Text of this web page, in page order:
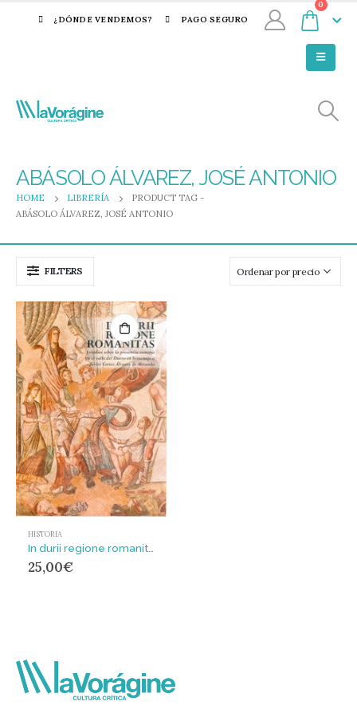
¿DÓNDE VENDEMOS? PAGO SEGURO
0
ABÁSOLO ÁLVAREZ, JOSÉ ANTONIO
HOME LIBRERÍA
PRODUCT TAG -
ABÁSOLO ÁLVAREZ, JOSÉ ANTONIO
FILTERS
HISTORIA
25,00€